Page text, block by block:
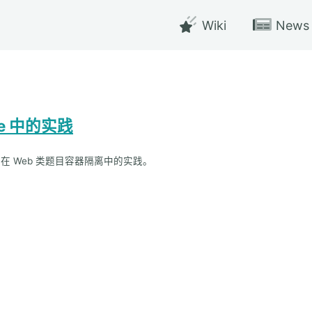
Wiki News
中的实践
Web 类题目容器隔离中的实践。